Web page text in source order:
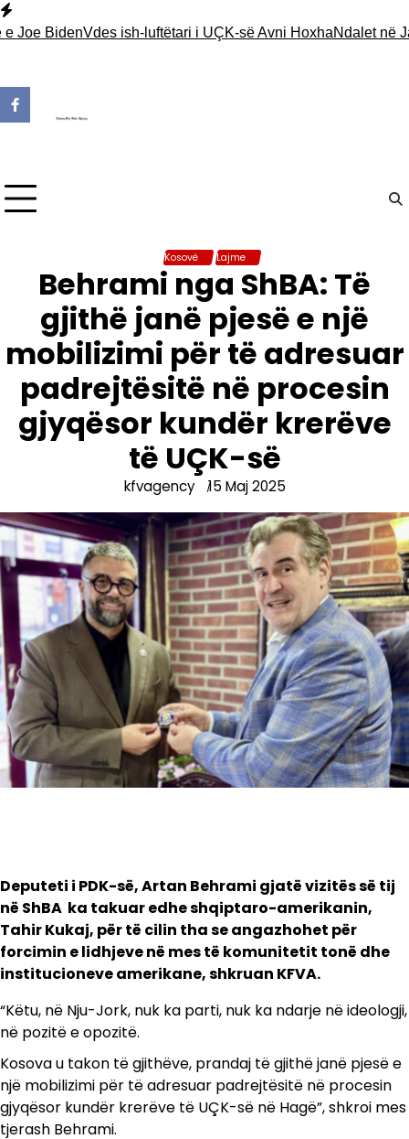
Skip
to
Biden Vdes ish-luftëtari i UÇK-së Avni HoxhaNdalet në Jarinjë
Kosovë Lajme
Behrami nga ShBA: Të
gjithë janë pjesë e një
mobilizimi për të adresuar
padrejtësitë në procesin
gjyqësor kundër krerëve
të UÇK-së
kfvagency 15 Maj 2025
Deputeti i PDK-së, Artan Behrami gjatë vizitës së tij
në ShBA ka takuar edhe shqiptaro-amerikanin,
Tahir Kukaj, për të cilin tha se angazhohet për
forcimin e lidhjeve në mes të komunitetit tonë dhe
institucioneve amerikane, shkruan KFVA.
“Këtu, në Nju-Jork, nuk ka parti, nuk ka ndarje në ideologji,
në pozitë e opozitë.
Kosova u takon të gjithëve, prandaj të gjithë janë pjesë e
një mobilizimi për të adresuar padrejtësitë në procesin
gjyqësor kundër krerëve të UÇK-së në Hagë”, shkroi mes
tjerash Behrami.